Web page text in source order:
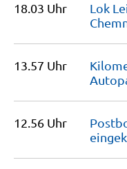
18.03 Uhr
Lok
13.57 Uhr
12.56 Uhr